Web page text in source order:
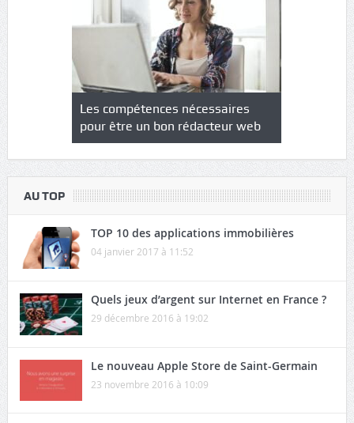
: un
Les compétences nécessaires
pour être un bon rédacteur web
AU TOP
TOP 10 des applications immobilières
04 janvier 2017 à 11:52
Quels jeux d’argent sur Internet en France ?
29 décembre 2016 à 19:02
Le nouveau Apple Store de Saint-Germain
23 novembre 2016 à 10:09